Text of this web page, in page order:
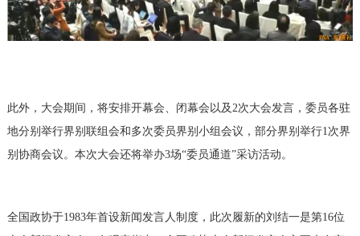
此外，大会期间，将安排开幕会、闭幕会以及 2次大会发言，委员各驻
地分别举行界别联组会和多次委员界别小组会议，部分界别举行1次界
别协商会议。本次大会还将举办3场“委员通道”采访活动。
全国政协于1983年首设新闻发言人制度，此次履新的刘结一是第16位